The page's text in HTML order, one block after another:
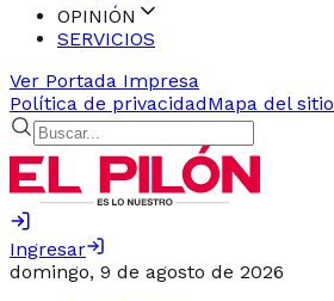
OPINIÓN
SERVICIOS
Ver Portada Impresa
Política de privacidadMapa del sitio
Ingresar
domingo, 9 de agosto de 2026